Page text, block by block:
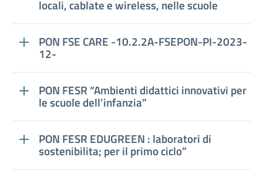
locali, cablate e wireless, nelle scuole
PON FSE CARE -10.2.2A-FSEPON-PI-2023-
12-
PON FESR “Ambienti didattici innovativi per
le scuole dell’infanzia”
PON FESR EDUGREEN : laboratori di
sostenibilita; per il primo ciclo”